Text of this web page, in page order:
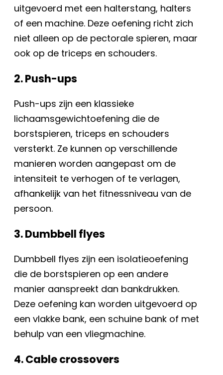
uitgevoerd met een halterstang, halters
of een machine. Deze oefening richt zich
niet alleen op de pectorale spieren, maar
ook op de triceps en schouders.
2. Push-ups
Push-ups zijn een klassieke
lichaamsgewichtoefening die de
borstspieren, triceps en schouders
versterkt. Ze kunnen op verschillende
manieren worden aangepast om de
intensiteit te verhogen of te verlagen,
afhankelijk van het fitnessniveau van de
persoon.
3. Dumbbell flyes
Dumbbell flyes zijn een isolatieoefening
die de borstspieren op een andere
manier aanspreekt dan bankdrukken.
Deze oefening kan worden uitgevoerd op
een vlakke bank, een schuine bank of met
behulp van een vliegmachine.
4. Cable crossovers